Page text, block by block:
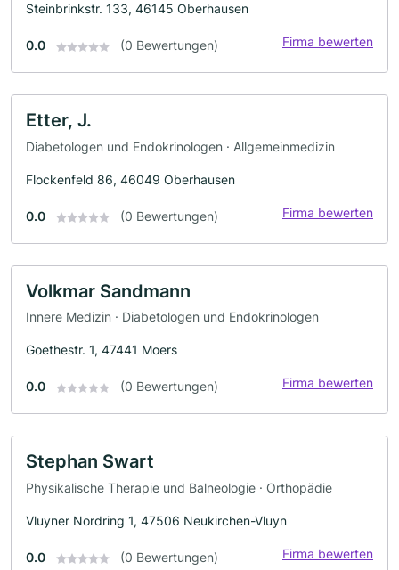
Steinbrinkstr. 133, 46145 Oberhausen
0.0 (0 Bewertungen) Firma bewerten
Etter, J.
Diabetologen und Endokrinologen · Allgemeinmedizin
Flockenfeld 86, 46049 Oberhausen
0.0 (0 Bewertungen) Firma bewerten
Volkmar Sandmann
Innere Medizin · Diabetologen und Endokrinologen
Goethestr. 1, 47441 Moers
0.0 (0 Bewertungen) Firma bewerten
Stephan Swart
Physikalische Therapie und Balneologie · Orthopädie
Vluyner Nordring 1, 47506 Neukirchen-Vluyn
0.0 (0 Bewertungen) Firma bewerten